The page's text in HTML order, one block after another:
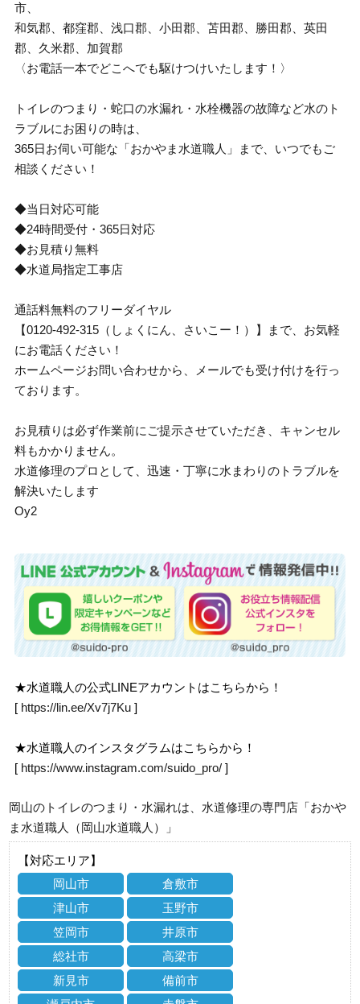
市、
和気郡、都窪郡、浅口郡、小田郡、苫田郡、勝田郡、英田
郡、久米郡、加賀郡
〈お電話一本でどこへでも駆けつけいたします！〉
トイレのつまり・蛇口の水漏れ・水栓機器の故障など水のト
ラブルにお困りの時は、
365日お伺い可能な「おかやま水道職人」まで、いつでもご
相談ください！
◆当日対応可能
◆24時間受付・365日対応
◆お見積り無料
◆水道局指定工事店
通話料無料のフリーダイヤル
【0120-492-315（しょくにん、さいこー！）】まで、お気軽
にお電話ください！
ホームページお問い合わせから、メールでも受け付けを行っ
ております。
お見積りは必ず作業前にご提示させていただき、キャンセル
料もかかりません。
水道修理のプロとして、迅速・丁寧に水まわりのトラブルを
解決いたします
Oy2
★水道職人の公式LINEアカウントはこちらから！
[ https://lin.ee/Xv7j7Ku ]
★水道職人のインスタグラムはこちらから！
[ https://www.instagram.com/suido_pro/ ]
岡山のトイレのつまり・水漏れは、水道修理の専門店「おかや
ま水道職人（岡山水道職人）」
【対応エリア】
岡山市
倉敷市
津山市
玉野市
笠岡市
井原市
総社市
高梁市
新見市
備前市